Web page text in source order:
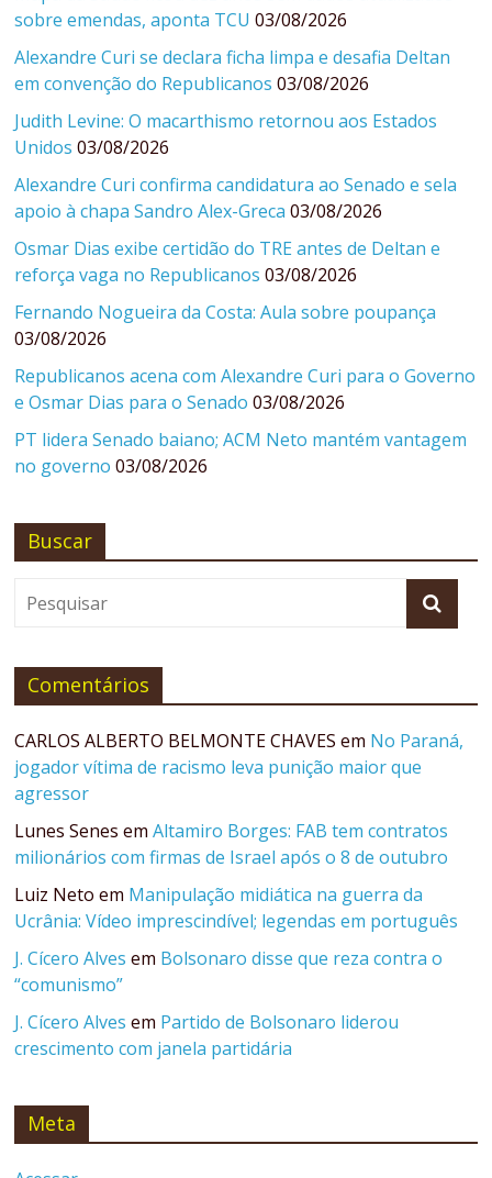
sobre emendas, aponta TCU 03/08/2026
Alexandre Curi se declara ficha limpa e desafia Deltan
em convenção do Republicanos 03/08/2026
Judith Levine: O macarthismo retornou aos Estados
Unidos 03/08/2026
Alexandre Curi confirma candidatura ao Senado e sela
apoio à chapa Sandro Alex-Greca 03/08/2026
Osmar Dias exibe certidão do TRE antes de Deltan e
reforça vaga no Republicanos 03/08/2026
Fernando Nogueira da Costa: Aula sobre poupança
03/08/2026
Republicanos acena com Alexandre Curi para o Governo
e Osmar Dias para o Senado 03/08/2026
PT lidera Senado baiano; ACM Neto mantém vantagem
no governo 03/08/2026
Buscar
Comentários
CARLOS ALBERTO BELMONTE CHAVES em No Paraná,
jogador vítima de racismo leva punição maior que
agressor
Lunes Senes emAltamiro Borges: FAB tem contratos
milionários com firmas de Israel após o 8 de outubro
Luiz Neto em Manipulação midiática na guerra da
Ucrânia: Vídeo imprescindível; legendas em português
J. Cícero Alves em Bolsonaro disse que reza contra o
“comunismo”
J. Cícero Alves em Partido de Bolsonaro liderou
crescimento com janela partidária
Meta